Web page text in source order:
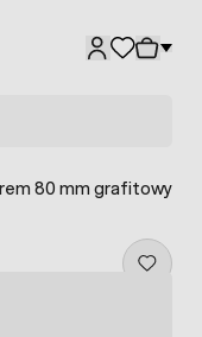
80 mm grafitowy